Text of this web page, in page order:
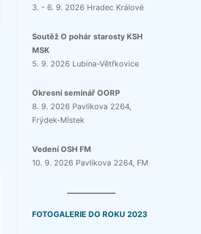
3. - 6. 9. 2026 Hradec Králové
Soutěž O pohár starosty KSH
MSK
5. 9. 2026 Lubina-Větřkovice
Okresní seminář OORP
8. 9. 2026 Pavlíkova 2264,
Frýdek-Místek
Vedení OSH FM
10. 9. 2026 Pavlíkova 2264, FM
FOTOGALERIE DO ROKU 2023